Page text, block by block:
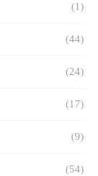
(1)
(44)
(24)
(17)
(9)
(54)